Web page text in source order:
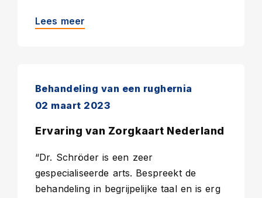
Lees meer
Behandeling van een rughernia
02 maart 2023
Ervaring van Zorgkaart Nederland
“Dr. Schröder is een zeer
gespecialiseerde arts. Bespreekt de
behandeling in begrijpelijke taal en is erg